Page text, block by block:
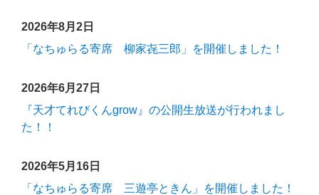
2026年8月2日
「なちゅらる寄席 柳家㐂三郎」を開催しました！
2026年6月27日
『天才てれびくんgrow』の公開生放送が行われまし
た！！
2026年5月16日
「なちゅらる寄席 三遊亭ときん」を開催しました！